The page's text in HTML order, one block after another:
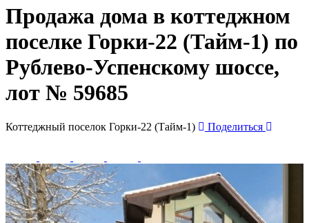
Продажа дома в коттеджном
поселке Горки-22 (Тайм-1) по
Рублево-Успенскому шоссе,
лот № 59685
Коттеджный поселок Горки-22 (Тайм-1) Поделиться